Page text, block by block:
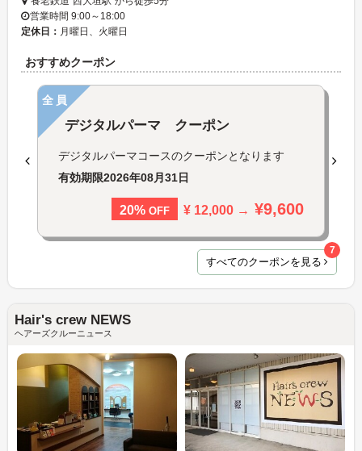
営業時間 9:00～18:00
定休日： 月曜日、火曜日
おすすめクーポン
全員
デジタルパーマ クーポン
デジタルパーマコースのクーポンとなります
有効期限2026年08月31日
20% OFF ¥ 12,000 → ¥9,600
すべてのクーポンを見る
7
Hair's crew NEWS
ヘアーズクルーニュース